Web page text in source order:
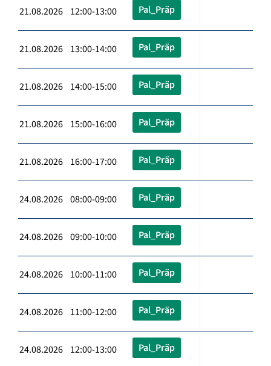
21.08.2026 12:00-13:00 Pal_Präp
21.08.2026 13:00-14:00 Pal_Präp
21.08.2026 14:00-15:00 Pal_Präp
21.08.2026 15:00-16:00 Pal_Präp
21.08.2026 16:00-17:00 Pal_Präp
24.08.2026 08:00-09:00 Pal_Präp
24.08.2026 09:00-10:00 Pal_Präp
24.08.2026 10:00-11:00 Pal_Präp
24.08.2026 11:00-12:00 Pal_Präp
24.08.2026 12:00-13:00 Pal_Präp